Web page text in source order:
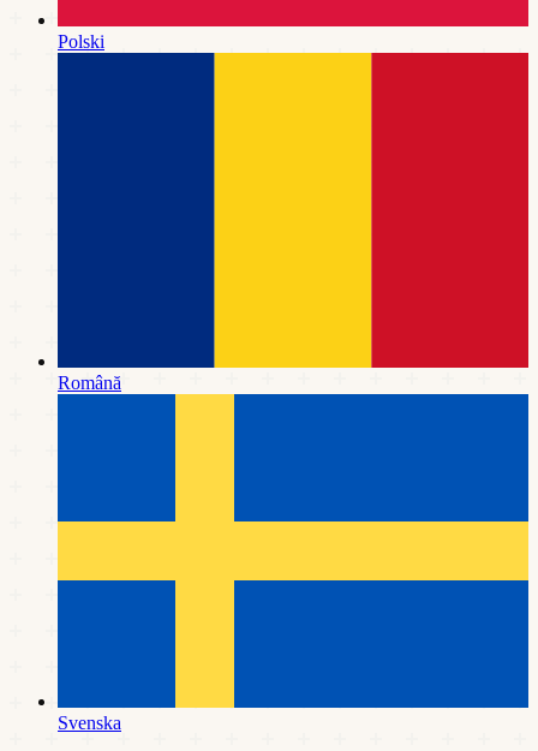
Polski
Română
Svenska